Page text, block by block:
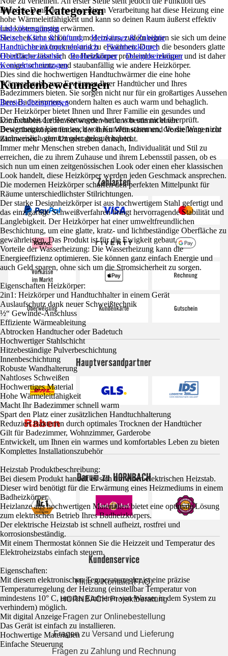
Heizens. Dank der hochwertigen Verarbeitung hat diese Heizung eine
hohe Wärmeleitfähigkeit und kann so deinen Raum äußerst effektiv
und kostengünstig erwärmen.
Sie sehen sehr schön und modern aus, zudem eignen sie sich um deine
Handtücher zu trocknen und zu erwärmen. Durch die besonders glatte
Oberfläche lässt sich der Heizkörper problemlos reinigen und ist daher
weniger schmutz- und staubanfällig wie andere Heizkörper.
Dies sind die hochwertigen Handtuchwärmer die eine hohe
Wärmeabgabe zum Erwärmen Ihrer Handtücher und Ihres
Badezimmers bieten. Sie sorgen nicht nur für ein großartiges Aussehen
Ihres Badezimmers, sondern halten es auch warm und behaglich.
Der Heizkörper bietet Ihnen und Ihrer Familie ein gesundes und
komfortables Leben.Sie werden bei uns bestimmt einen
Designheizkörper finden, der Ihren Wünschen und Vorstellungen zur
Zimmerneu- oder Umgestaltung entspricht.
Immer mehr Menschen streben danach, Individualität und Stil zu
erreichen, die zu ihrem Zuhause und ihrem Lebensstil passen, ob es
sich nun um einen zeitgenössischen Look oder einen eher klassischen
Look handelt, diese Heizkörper werden jeden Geschmack ansprechen.
Die modernen Heizkörper schaffen den perfekten Mittelpunkt für
Räume unterschiedlichster Stilrichtungen.
Der starke Designheizkörper ist aus hochwertigem Stahl gefertigt und
das einzigartige Schweißverfahren bringt hervorragende Stabilität und
Langlebigkeit. Der Heizkörper hat einer umweltfreundlichen
Beschichtung, um eine glatte, kratz- und lichtbeständige Oberfläche zu
gewährleisten. Das Produkt ist für die Ewigkeit gebaut.
Vorteile der Wasserheizung: Die Wasserheizung kann die
Energieeffizienz optimieren. Sie können ganz einfach Energie und
auch Geld sparen, ohne sich um die Stromsicherheit zu sorgen.
Eigenschaften Heizkörper:
2in1: Heizkörper und Handtuchhalter in einem Gerät
Auslaufschutz dank neuer Schweißtechnik
½“ Gewinde-Anschluss
Effiziente Wärmeableitung
Abtrocken Handtucher oder Badetuch
Hochwertiger Stahlschicht
Hitzebeständige Pulverbeschichtung
Innenbeschichtung
Robuste Wandhalterung
Nahtloses Schweißen
Hochwertiges Material
Hohe Wärmeleitfähigkeit
Macht Ihr Badezimmer schnell warm
Spart den Platz einer zusätzlichen Handtuchhalterung
Reduziert Bakterien durch optimales Trocknen der Handtücher
Gilt für Badezimmer, Wohnzimmer, Garderobe
Entwickelt, um Ihnen ein warmes und komfortables Leben zu bieten
Komplettes Installationszubehör
Heizstab Produktbeschreibung:
Bei diesem Produkt handelt es sich um einen elektrischen Heizstab.
Dieser wird benötigt für die Erwärmung eines Heizmediums in einem
Badheizkörper.
Heizlanze aus hochwertigen Materialien bietet eine optimale Lösung
zum elektrischen Betrieb Ihres Badheizkörpers.
Der elektrische Heizstab ist schnell aufheizt, rostfrei und
korrosionsbeständig.
Mit einem Thermostat können Sie die Heizzeit und Temperatur des
Elektroheizstabs einfach steuern.
Eigenschaften:
Mit diesem elektronischen Temperaturregler ist eine präzise
Temperaturregelung der Heizung (einstellbar Temperatur von
mindestens 10° C, um das Einfrieren von Wasser in dem System zu
verhindern) möglich.
Mit digital Anzeige
Das Gerät ist einfach zu installieren.
Hochwertige Materialien
Einfache Steuerung
Weitere Kategorien
Liste überspringen
Heizen, Klima & Lüftung
Heizkörper & Zubehör
Handtuchheizkörper elektrisch
Flachheizkörper
Heizkörperzubehör
Badheizkörper
Designheizkörper
Konvektorheizungen
Kundenbewertungen
Bereich überspringen
Die Echtheit der Bewertungen wurde von uns nicht überprüft.
Bewertungen können auch von Kunden stammen, die die Ware nicht
nachweislich genutzt oder gekauft haben.
Zahlarten
Hauptversandpartner
Darum zu HORNBACH
Kundenservice
Hilfe & Kontakt (FAQ)
HORNBACH Projektberatung
Fragen zur Onlinebestellung
Fragen zu Versand und Lieferung
Fragen zu Zahlung und Rechnung